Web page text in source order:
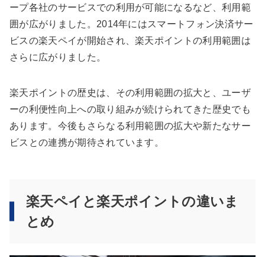
ープ各社のサービスでの利用が可能になるなど、利用範
囲が広がりました。2014年にはスマートフォン決済サー
ビスの楽天ペイが開始され、楽天ポイントの利用範囲は
さらに広がりました。
楽天ポイントの歴史は、その利用範囲の拡大と、ユーザ
ーの利便性向上への取り組みが続けられてきた歴史でも
あります。今後もさらなる利用範囲の拡大や新たなサー
ビスとの連携が期待されています。
楽天ペイと楽天ポイントの違いま
とめ